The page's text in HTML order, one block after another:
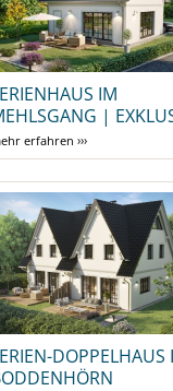
IM
|
erfahren ›››
DOPPELHAUS